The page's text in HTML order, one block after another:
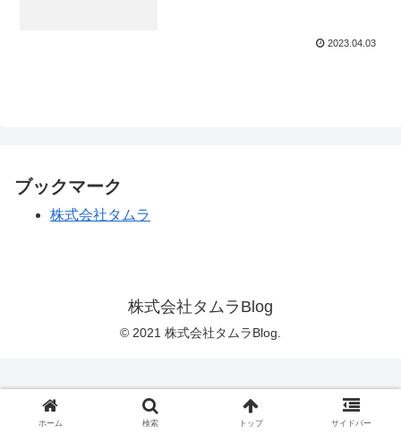
2023.04.03
ブックマーク
株式会社タムラ
株式会社タムラBlog
© 2021 株式会社タムラBlog.
ホーム 検索 トップ サイドバー